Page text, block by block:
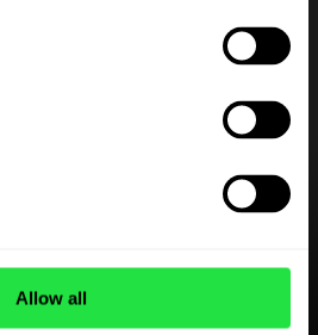
Allow all
på få minutter.